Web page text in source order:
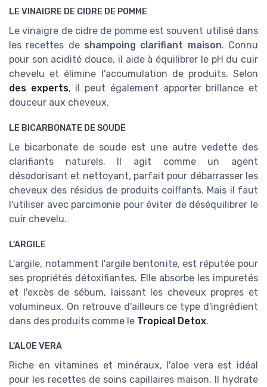
LE VINAIGRE DE CIDRE DE POMME
Le vinaigre de cidre de pomme est souvent utilisé dans
les recettes de shampoing clarifiant maison. Connu
pour son acidité douce, il aide à équilibrer le pH du cuir
chevelu et élimine l'accumulation de produits. Selon
des experts, il peut également apporter brillance et
douceur aux cheveux.
LE BICARBONATE DE SOUDE
Le bicarbonate de soude est une autre vedette des
clarifiants naturels. Il agit comme un agent
désodorisant et nettoyant, parfait pour débarrasser les
cheveux des résidus de produits coiffants. Mais il faut
l'utiliser avec parcimonie pour éviter de déséquilibrer le
cuir chevelu.
L'ARGILE
L'argile, notamment l'argile bentonite, est réputée pour
ses propriétés détoxifiantes. Elle absorbe les impuretés
et l'excès de sébum, laissant les cheveux propres et
volumineux. On retrouve d'ailleurs ce type d'ingrédient
dans des produits comme le Tropical Detox.
L'ALOE VERA
Riche en vitamines et minéraux, l'aloe vera est idéal
pour les recettes de soins capillaires maison. Il hydrate